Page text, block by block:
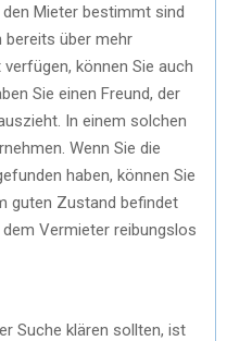
Mieter bestimmt sind
bereits über mehr
können Sie auch
Sie einen Freund, der
In einem solchen
Wenn Sie die
haben, können Sie
guten Zustand befindet
Vermieter reibungslos
Suche klären sollten, ist